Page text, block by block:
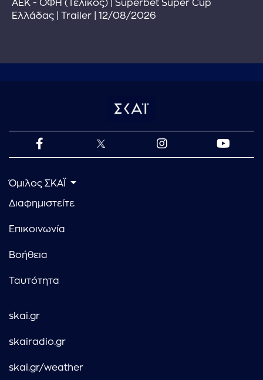
ΑΕΚ - ΟΦΗ (Τελικός) | Superbet Super Cup
Ελλάδας | Trailer | 12/08/2026
Όμιλος ΣΚΑΪ
Διαφημιστείτε
Επικοινωνία
Βοήθεια
Ταυτότητα
skai.gr
skairadio.gr
skai.gr/weather